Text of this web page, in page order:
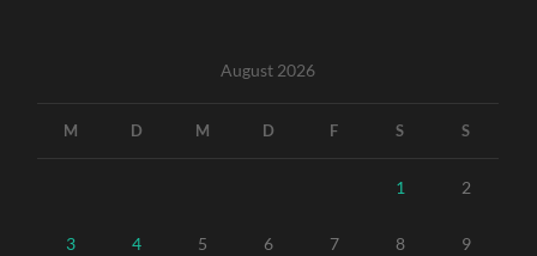
August 2026
M D M D F S S
1 2
3 4 5 6 7 8 9